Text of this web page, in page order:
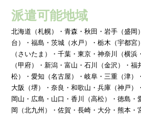
派遣可能地域
北海道（札幌）・青森・秋田・岩手（盛岡
台）・福島・茨城（水戸）・栃木（宇都宮
（さいたま）・千葉・東京・神奈川（横
（甲府）・新潟・富山・石川（金沢）・
松）・愛知（名古屋）・岐阜・三重（津）
大阪（堺）・奈良・和歌山・兵庫（神戸）
岡山・広島・山口・香川（高松）・徳島・
岡（北九州）・佐賀・長崎・大分・熊本・